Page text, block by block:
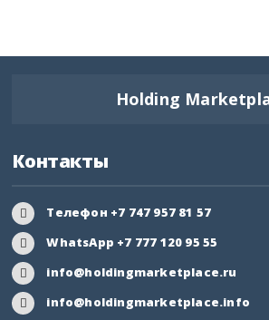
Ингушетия
Иркутская область
Кабардино-
Holding
Контакты
Телефон +7 747 957 81 57
WhatsApp +7 777 120 95 55
info@holdingmarketplace.ru
info@holdingmarketplace.info